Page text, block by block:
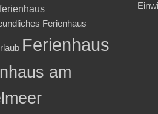
Ferienhaus
Ferienhaus
am